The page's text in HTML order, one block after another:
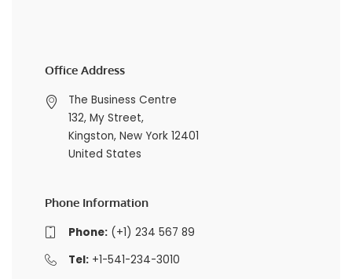
Office Address
The Business Centre
132, My Street,
Kingston, New York 12401
United States
Phone Information
Phone:(+1) 234 567 89
Tel:+1-541-234-3010